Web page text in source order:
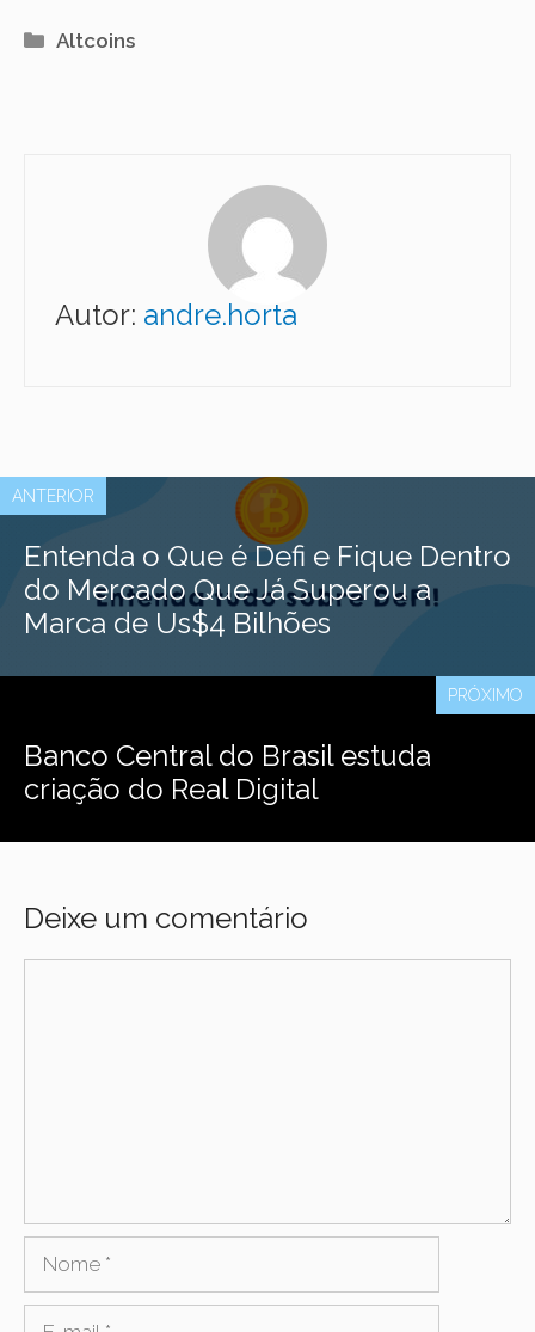
Categorias
Altcoins
Autor: andre.horta
ANTERIOR
Entenda o Que é Defi e Fique Dentro
do Mercado Que Já Superou a
Marca de Us$4 Bilhões
PRÓXIMO
Banco Central do Brasil estuda
criação do Real Digital
Deixe um comentário
Nome